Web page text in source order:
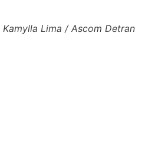
Lima / Ascom Detran